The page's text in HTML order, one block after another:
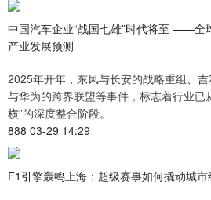
中国汽车企业“战国七雄”时代将至 ——全
产业发展预测
2025年开年，东风与长安的战略重组、
与华为的跨界联盟等事件，标志着行业已
横”的深度整合阶段。
888 03-29 14:29
F1引擎轰鸣上海：超级赛事如何撬动城